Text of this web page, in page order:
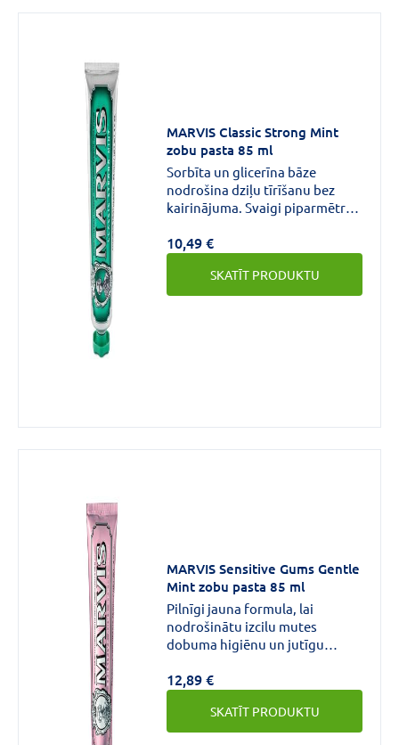
MARVIS Classic Strong Mint
zobu pasta 85 ml
Sorbīta un glicerīna bāze
nodrošina dziļu tīrīšanu bez
kairinājuma. Svaigi piparmētru
visas dienas garumā. Noņem
aplikumu, iznīcina mikrobus un
neitralizē nevēlamu aromātu
izraisošās baktērijas.
10,49 €
SKATĪT PRODUKTU
MARVIS Sensitive Gums Gentle
Mint zobu pasta 85 ml
Pilnīgi jauna formula, lai
nodrošinātu izcilu mutes
dobuma higiēnu un jutīgu
pateicoties īpašām aktīvajām
sastāvdaļām – hialuronskābei
un prebiotikām. Turklāt
formulas efektivitāti pastiprina
12,89 €
SKATĪT PRODUKTU